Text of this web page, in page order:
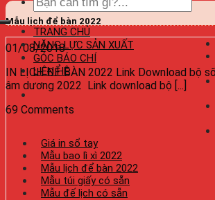
TRANG CHỦ
NĂNG LỰC SẢN XUẤT
GÓC BÁO CHÍ
LIÊN HỆ
Mẫu lịch để bàn 2022
01/08/2018
IN LỊCH ĐỂ BÀN 2022 Link Download bộ số
âm dương 2022 Link download bộ [...]
69 Comments
Giá in sổ tay
Mẫu bao lì xì 2022
Mẫu lịch để bàn 2022
Mẫu túi giấy có sẵn
Mẫu đế lịch có sẵn